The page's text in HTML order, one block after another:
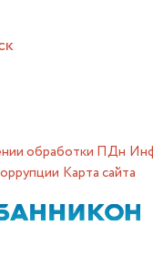
обработки ПДн
Карта сайта